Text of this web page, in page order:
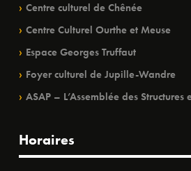
Centre culturel de Chênée
Centre Culturel Ourthe et Meuse
Espace Georges Truffaut
Foyer culturel de Jupille-Wandre
ASAP – L’Assemblée des Structures
Horaires